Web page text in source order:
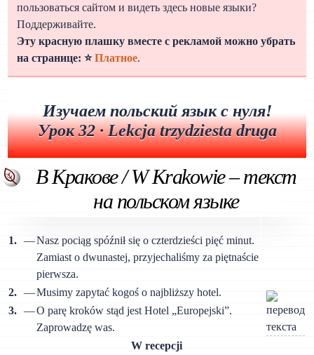
пользоваться сайтом и видеть здесь новые языки?
Поддерживайте.
Эту красную плашку вместе с рекламой можно убрать
на странице: ⭐Платное.
Изучаем польский язык с нуля!
Урок 32 · Lekcja trzydziesta druga
В Кракове / W Krakowie – текст
на польском языке
1. —Nasz pociąg spóźnił się o czterdzieści pięć minut.
Zamiast o dwunastej, przyjechaliśmy za piętnaście
pierwsza.
2.
—Musimy zapytać kogoś o najbliższy hotel.
3.
—O parę kroków stąd jest Hotel „Europejski”.
Zaprowadzę was.
W recepcji